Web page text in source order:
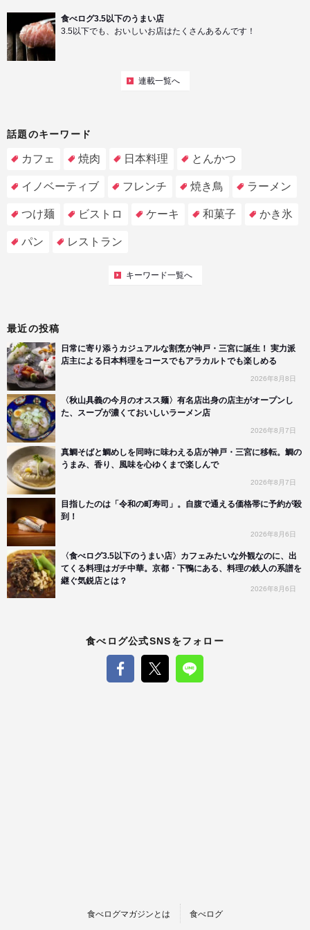
食べログ3.5以下のうまい店
3.5以下でも、おいしいお店はたくさんあるんです！
連載一覧へ
話題のキーワード
カフェ 焼肉 日本料理 とんかつ
イノベーティブ フレンチ 焼き鳥 ラーメン
つけ麺 ビストロ ケーキ 和菓子 かき氷
パン レストラン
キーワード一覧へ
最近の投稿
日常に寄り添うカジュアルな割烹が神戸・三宮に誕生！ 実力派
店主による日本料理をコースでもアラカルトでも楽しめる
2026年8月8日
〈秋山具義の今月のオスス麺〉有名店出身の店主がオープンし
た、スープが濃くておいしいラーメン店
2026年8月7日
真鯛そばと鯛めしを同時に味わえる店が神戸・三宮に移転。鯛の
うまみ、香り、風味を心ゆくまで楽しんで
2026年8月7日
目指したのは「令和の町寿司」。自腹で通える価格帯に予約が殺
到！
2026年8月6日
〈食べログ3.5以下のうまい店〉カフェみたいな外観なのに、出
てくる料理はガチ中華。京都・下鴨にある、料理の鉄人の系譜を
継ぐ気鋭店とは？
2026年8月6日
食べログ公式SNSをフォロー
食べログマガジンとは 食べログ